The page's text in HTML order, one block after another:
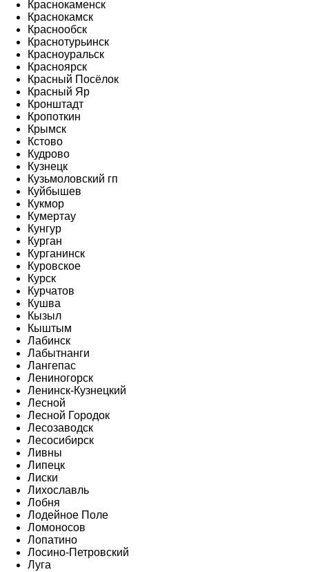
Краснокаменск
Краснокамск
Краснообск
Краснотурьинск
Красноуральск
Красноярск
Красный Посёлок
Красный Яр
Кронштадт
Кропоткин
Крымск
Кстово
Кудрово
Кузнецк
Кузьмоловский гп
Куйбышев
Кукмор
Кумертау
Кунгур
Курган
Курганинск
Куровское
Курск
Курчатов
Кушва
Кызыл
Кыштым
Лабинск
Лабытнанги
Лангепас
Лениногорск
Ленинск-Кузнецкий
Лесной
Лесной Городок
Лесозаводск
Лесосибирск
Ливны
Липецк
Лиски
Лихославль
Лобня
Лодейное Поле
Ломоносов
Лопатино
Лосино-Петровский
Луга